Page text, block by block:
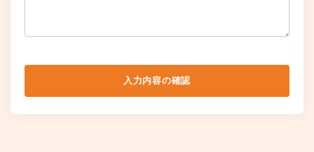
入力内容の確認